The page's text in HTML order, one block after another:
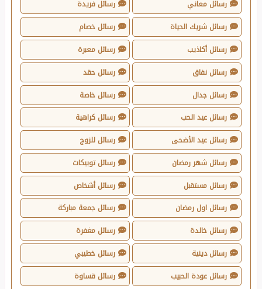
رسائل معاني
رسائل فريدة
رسائل شريك الحياة
رسائل خصام
رسائل أكاذيب
رسائل معبرة
رسائل نفاق
رسائل حقد
رسائل جدال
رسائل خاصة
رسائل عيد الحب
رسائل كراهية
رسائل عيد الأضحى
رسائل للزوج
رسائل شهر رمضان
رسائل توبيكات
رسائل مستقبل
رسائل أشخاص
رسائل اول رمضان
رسائل جمعة مباركة
رسائل خالدة
رسائل مغفرة
رسائل دينية
رسائل خطيبي
رسائل عودة الحبيب
رسائل قساوة